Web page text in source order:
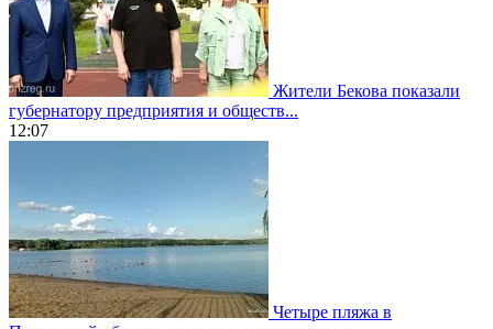
Жители Бекова показали
губернатору предприятия и обществ...
12:07
Четыре пляжа в